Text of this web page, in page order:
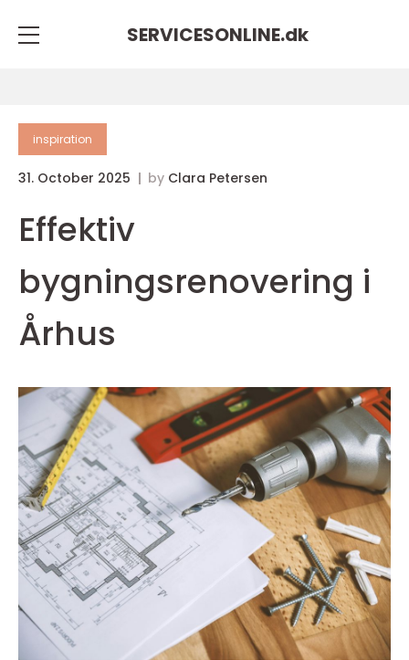
SERVICESONLINE.dk
inspiration
31. October 2025 by Clara Petersen
Effektiv
bygningsrenovering i
Århus